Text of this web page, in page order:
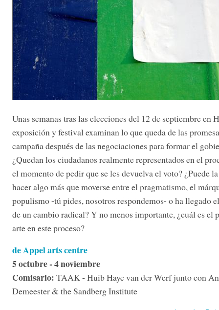
Unas semanas tras las elecciones del 12 de septiembre en
exposición y festival examinan lo que queda de las
campaña después de las negociaciones para formar el
¿Quedan los ciudadanos realmente representados en el
el momento de pedir que se les devuelva el voto? ¿Puede
hacer algo más que moverse entre el pragmatismo, el
populismo -tú pides, nosotros respondemos- o ha llegado
de un cambio radical? Y no menos importante, ¿cuál es el
arte en este proceso?
de Appel arts centre
5 octubre - 4 noviembre
Comisario: TAAK - Huib Haye van der Werf junto con
Demeester & the Sandberg Institute